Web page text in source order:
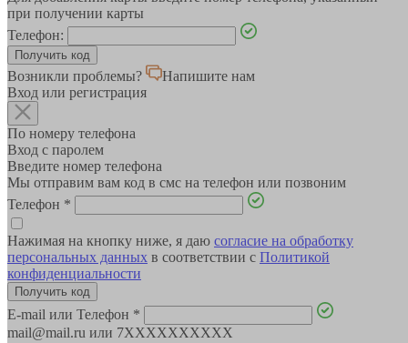
при получении карты
Телефон:
Возникли проблемы?
Напишите нам
Вход или регистрация
По номеру телефона
Вход с паролем
Введите номер телефона
Мы отправим вам код в смс на телефон или позвоним
Телефон *
Нажимая на кнопку ниже, я даю согласие на обработку
персональных данных в соответствии с Политикой
конфиденциальности
E-mail или Телефон *
mail@mail.ru или 7XXXXXXXXXX